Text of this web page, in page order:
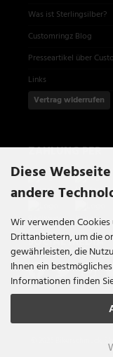
Was ist Sterlingsilber?
Customringz Blog
Presseartikel über
Links
Vertrag widerrufen
ZAHLUNG PER
SOCIAL MEDIA
© 2026 Bikerschmuck,
Diese
andere
Wir verwenden
Drittanbietern, um die
gewährleisten, die
Ihnen ein
Informationen finden